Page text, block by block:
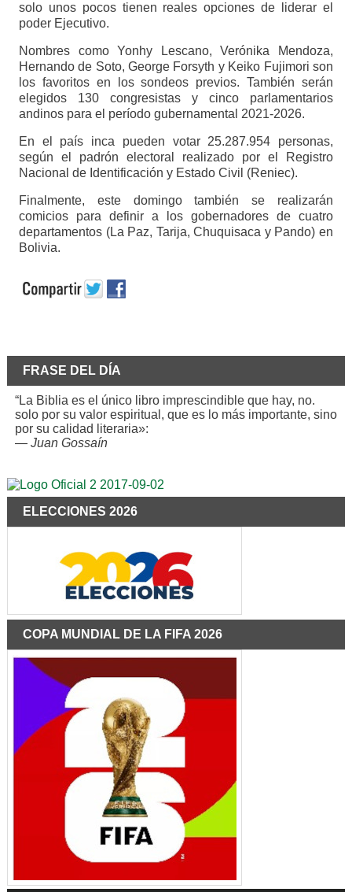
solo unos pocos tienen reales opciones de liderar el
poder Ejecutivo.
Nombres como Yonhy Lescano, Verónika Mendoza,
Hernando de Soto, George Forsyth y Keiko Fujimori son
los favoritos en los sondeos previos. También serán
elegidos 130 congresistas y cinco parlamentarios
andinos para el período gubernamental 2021-2026.
En el país inca pueden votar 25.287.954 personas,
según el padrón electoral realizado por el Registro
Nacional de Identificación y Estado Civil (Reniec).
Finalmente, este domingo también se realizarán
comicios para definir a los gobernadores de cuatro
departamentos (La Paz, Tarija, Chuquisaca y Pando) en
Bolivia.
FRASE DEL DÍA
“La Biblia es el único libro imprescindible que hay, no.
solo por su valor espiritual, que es lo más importante, sino
por su calidad literaria»:
— Juan Gossaín
ELECCIONES 2026
COPA MUNDIAL DE LA FIFA 2026